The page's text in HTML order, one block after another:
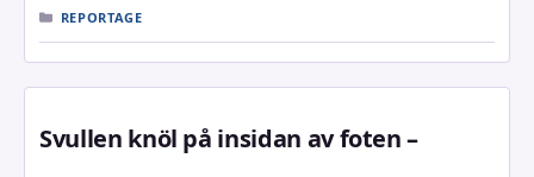
KATEGORIER
REPORTAGE
Svullen knöl på insidan av foten –